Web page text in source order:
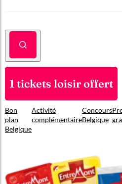
1 tickets loisir offert
Bon
plan
Belgique
Activité
complémentaire
Concours
Belgique